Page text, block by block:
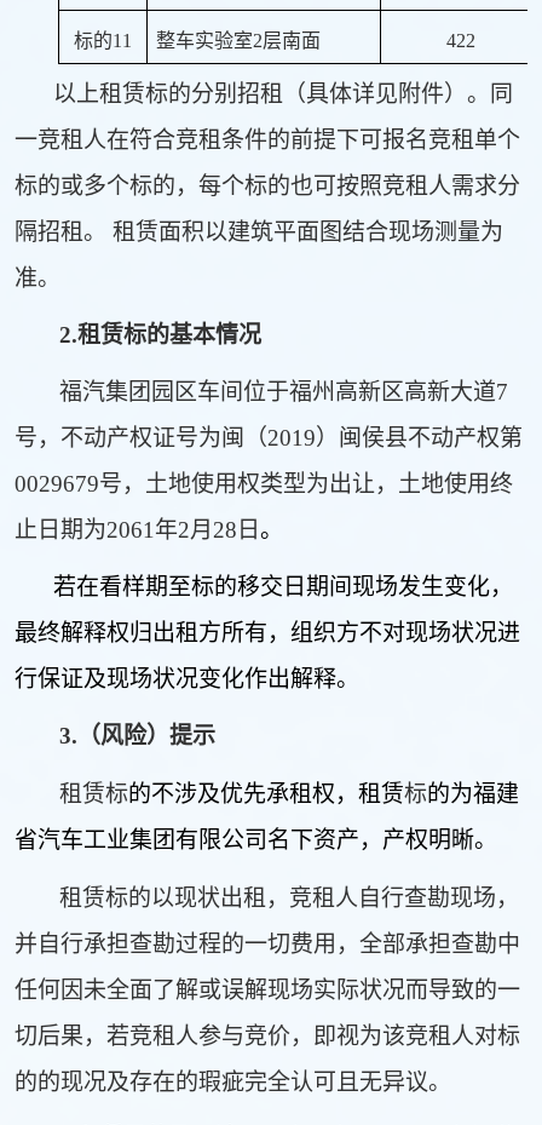
标的11 整车实验室2层南面 422
以上租赁标的分别招租（具体详见附件）。同
一竞租人在符合竞租条件的前提下可报名竞租单个
标的或多个标的，每个标的也可按照竞租人需求分
隔招租。 租赁面积以建筑平面图结合现场测量为
准。
2.租赁标的基本情况
福汽集团园区车间位于福州高新区高新大道7
号，不动产权证号为闽（2019）闽侯县不动产权第
0029679号，土地使用权类型为出让，土地使用终
止日期为2061年2月 28 日。
若在看样期至标的移交日期间现场发生变化，
最终解释权归出租方所有，组织方不对现场状况进
行保证及现场状况变化作出解释。
3. （风险）提示
租赁标的不涉及优先承租权，租赁标的为福建
省汽车工业集团有限公司名下资产，产权明晰。
租赁标的以现状出租，竞租人自行查勘现场，
并自行承担查勘过程的一切费用，全部承担查勘中
任何因未全面了解或误解现场实际状况而导致的一
切后果，若竞租人参与竞价，即视为该竞租人对标
的的现况及存在的瑕疵完全认可且无异议。